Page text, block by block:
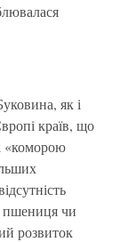
як і
країв, що
«коморою
пшениця чи
розвиток